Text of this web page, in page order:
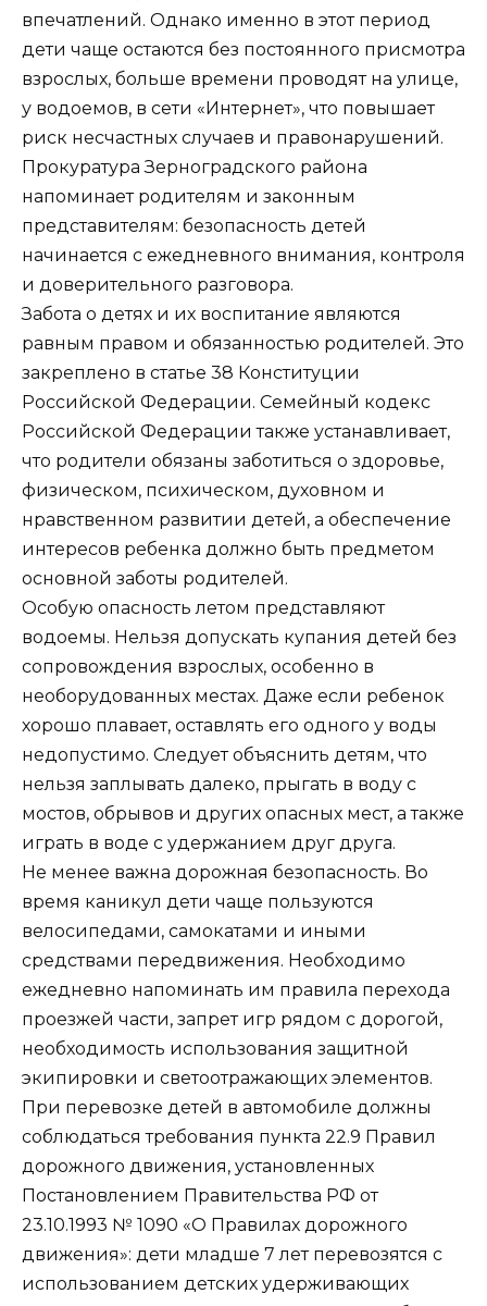
впечатлений. Однако именно в этот период
дети чаще остаются без постоянного присмотра
взрослых, больше времени проводят на улице,
у водоемов, в сети «Интернет», что повышает
риск несчастных случаев и правонарушений.
Прокуратура Зерноградского района
напоминает родителям и законным
представителям: безопасность детей
начинается с ежедневного внимания, контроля
и доверительного разговора.
Забота о детях и их воспитание являются
равным правом и обязанностью родителей. Это
закреплено в статье 38 Конституции
Российской Федерации. Семейный кодекс
Российской Федерации также устанавливает,
что родители обязаны заботиться о здоровье,
физическом, психическом, духовном и
нравственном развитии детей, а обеспечение
интересов ребенка должно быть предметом
основной заботы родителей.
Особую опасность летом представляют
водоемы. Нельзя допускать купания детей без
сопровождения взрослых, особенно в
необорудованных местах. Даже если ребенок
хорошо плавает, оставлять его одного у воды
недопустимо. Следует объяснить детям, что
нельзя заплывать далеко, прыгать в воду с
мостов, обрывов и других опасных мест, а также
играть в воде с удержанием друг друга.
Не менее важна дорожная безопасность. Во
время каникул дети чаще пользуются
велосипедами, самокатами и иными
средствами передвижения. Необходимо
ежедневно напоминать им правила перехода
проезжей части, запрет игр рядом с дорогой,
необходимость использования защитной
экипировки и светоотражающих элементов.
При перевозке детей в автомобиле должны
соблюдаться требования пункта 22.9 Правил
дорожного движения, установленных
Постановлением Правительства РФ от
23.10.1993 № 1090 «О Правилах дорожного
движения»: дети младше 7 лет перевозятся с
использованием детских удерживающих